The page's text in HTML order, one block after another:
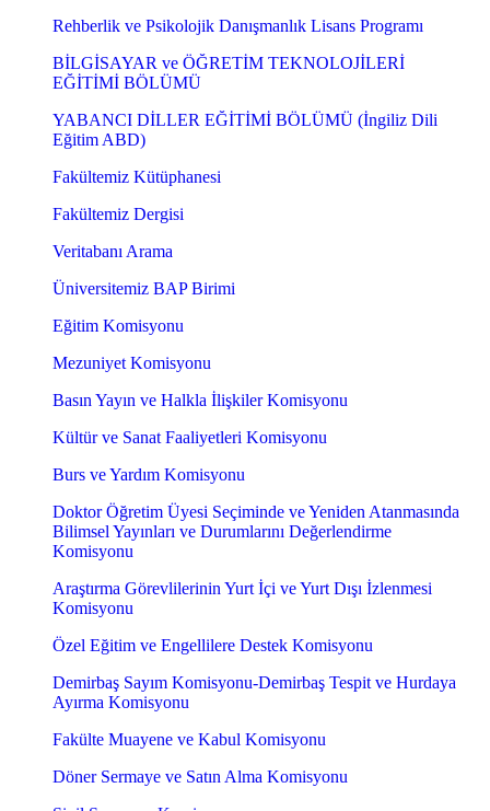
Rehberlik ve Psikolojik Danışmanlık Lisans Programı
BİLGİSAYAR ve ÖĞRETİM TEKNOLOJİLERİ
EĞİTİMİ BÖLÜMÜ
YABANCI DİLLER EĞİTİMİ BÖLÜMÜ (İngiliz Dili
Eğitim ABD)
Fakültemiz Kütüphanesi
Fakültemiz Dergisi
Veritabanı Arama
Üniversitemiz BAP Birimi
Eğitim Komisyonu
Mezuniyet Komisyonu
Basın Yayın ve Halkla İlişkiler Komisyonu
Kültür ve Sanat Faaliyetleri Komisyonu
Burs ve Yardım Komisyonu
Doktor Öğretim Üyesi Seçiminde ve Yeniden Atanmasında
Bilimsel Yayınları ve Durumlarını Değerlendirme
Komisyonu
Araştırma Görevlilerinin Yurt İçi ve Yurt Dışı İzlenmesi
Komisyonu
Özel Eğitim ve Engellilere Destek Komisyonu
Demirbaş Sayım Komisyonu-Demirbaş Tespit ve Hurdaya
Ayırma Komisyonu
Fakülte Muayene ve Kabul Komisyonu
Döner Sermaye ve Satın Alma Komisyonu